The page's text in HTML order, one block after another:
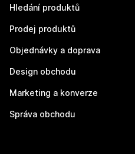
Hledání produktů
Prodej produktů
Objednávky a doprava
Design obchodu
Marketing a konverze
Správa obchodu